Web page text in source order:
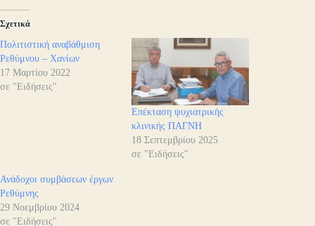
Σχετικά
Πολιτιστική αναβάθμιση
Ρεθύμνου – Χανίων
17 Μαρτίου 2022
σε "Ειδήσεις"
Επέκταση ψυχιατρικής
κλινικής ΠΑΓΝΗ
18 Σεπτεμβρίου 2025
σε "Ειδήσεις"
Ανάδοχοι συμβάσεων έργων
Ρεθύμνης
29 Νοεμβρίου 2024
σε "Ειδήσεις"